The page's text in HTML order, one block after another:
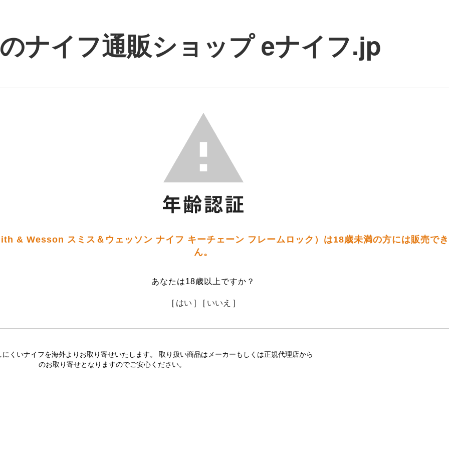
ナイフ通販ショップ eナイフ.jp
& Wesson スミス＆ウェッソン ナイフ キーチェーン フレームロック）は18歳未満の方には販売で
ん。
あなたは18歳以上ですか？
[ はい ] [ いいえ ]
くいナイフを海外よりお取り寄せいたします。 取り扱い商品はメーカーもしくは正規代理店から
のお取り寄せとなりますのでご安心ください。